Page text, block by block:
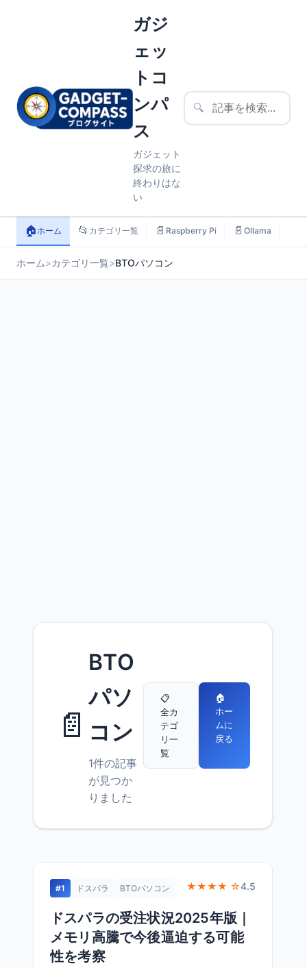
ガジ
ェッ
トコ
ンパ
ス
ガジェット
探求の旅に
終わりはな
い
🔍
🏠ホーム 📂 カテゴリ一覧 📄 Raspberry Pi 📄 Ollama
ホーム>カテゴリ一覧>BTOパソコン
📄
BTO
パソ
コン
1件の記事
が見つか
りました
📋
全カ
テゴ
リ一
覧
🏠
ホー
ムに
戻る
#1 ドスパラ BTOパソコン ★★★★ ☆4.5
ドスパラの受注状況2025年版｜
メモリ高騰で今後逼迫する可能
性を考察